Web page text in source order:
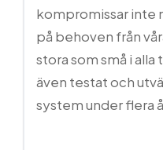
kompromissar inte
på behoven från
stora som små i alla
även testat och
system under flera